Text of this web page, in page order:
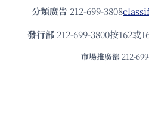
分類廣告 212-699-3808
發⾏部 212-699-3800按162或
市場推廣部 212-